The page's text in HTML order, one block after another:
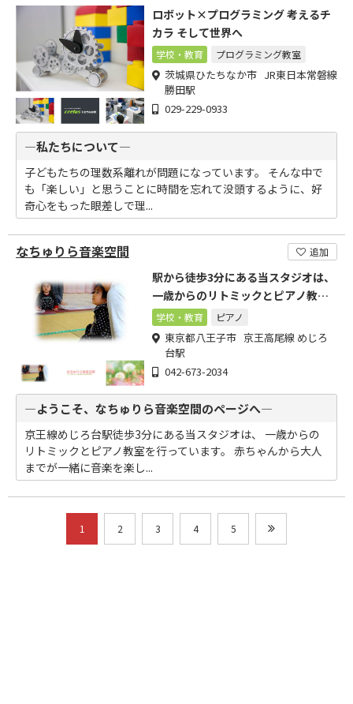
ロボット×プログラミング 考えるチ
カラ そして世界へ
学校・教育 プログラミング教室
茨城県ひたちなか市 JR東日本常磐線
勝田駅
029-229-0933
―私たちについて―
子どもたちの理数系離れが問題になっています。 そんな中で
も「楽しい」と思うことに時間を忘れて没頭するように、好
奇心をもった眼差しで理...
なちゅりら音楽空間 追加
駅から徒歩3分にある当スタジオは、
一歳からのリトミックとピアノ教室
を行っています!
学校・教育 ピアノ
東京都八王子市 京王高尾線 めじろ
台駅
042-673-2034
―ようこそ、なちゅりら音楽空間のページへ―
京王線めじろ台駅徒歩3分にある当スタジオは、 一歳からの
リトミックとピアノ教室を行っています。 赤ちゃんから大人
までが一緒に音楽を楽し...
1 2 3 4 5